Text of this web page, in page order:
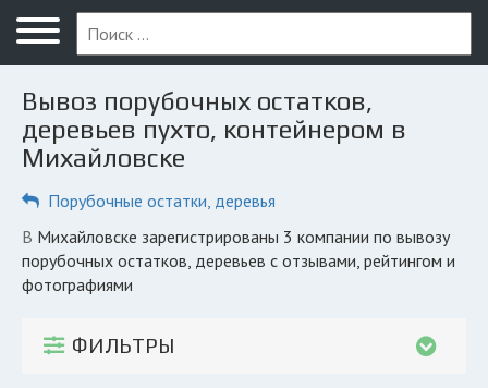
Меню
Главная
Вопрос юристу
Михайловск
ПОЛЬЗОВАТЕЛЯМ
Компании
Экоблог
Личный кабинет
Вывоз порубочных остатков,
деревьев пухто, контейнером в
Михайловске
Порубочные остатки, деревья
в Михайловске зарегистрированы 3 компании по вывозу
порубочных остатков, деревьев с отзывами, рейтингом и
фотографиями
ФИЛЬТРЫ